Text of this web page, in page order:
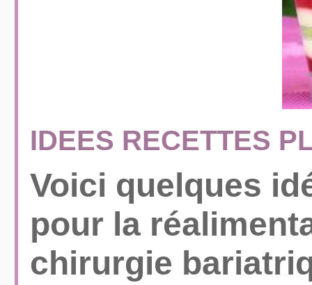
IDEES RECETTES
Voici quelques
pour la
chirurgie